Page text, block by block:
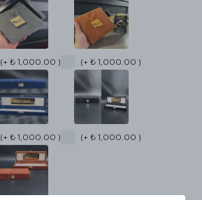
(+ ₺ 1,000.00 ) (+ ₺ 1,000.00 )
(+ ₺ 1,000.00 ) (+ ₺ 1,000.00 )